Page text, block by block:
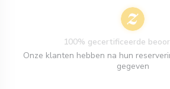
100% gecertificeerde
Onze klanten hebben na hun
gegeven